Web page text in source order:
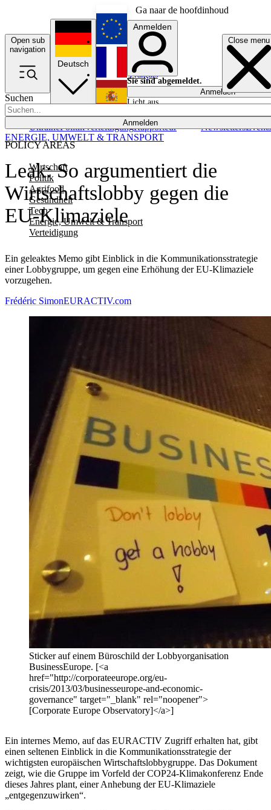
Ga naar de hoofdinhoud
Open sub
navigation
Close menu
Suchen
Anmelden
POLICY AREAS
Wirtschaft
Politik
Agrifood
Gesundheit
Tech
Energie, Umwelt & Transport
Verteidigung
UkrainePolitikVerteidigungRapporteur NewslettersEvents
Deutsch
English
Français
Anmelden
Sie sind abgemeldet.
Anmelden
Licht aus
Leak: So argumentiert die
Wirtschaftslobby gegen die
EU-Klimaziele
Ein geleaktes Memo gibt Einblick in die Kommunikationsstrategie
einer Lobbygruppe, um gegen eine Erhöhung der EU-Klimaziele
vorzugehen.
ENERGIE, UMWELT & TRANSPORT
Frédéric SimonEURACTIV.com
Sticker auf einem Büroschild der Lobbyorganisation
BusinessEurope. [<a
href="http://corporateeurope.org/eu-
crisis/2013/03/businesseurope-and-economic-
governance" target="_blank" rel="noopener">
[Corporate Europe Observatory]</a>]
Ein internes Memo, auf das EURACTIV Zugriff erhalten hat, gibt
einen seltenen Einblick in die Kommunikationsstrategie der
wichtigsten europäischen Wirtschaftslobbygruppe. Das Dokument
zeigt, wie die Gruppe im Vorfeld der COP24-Klimakonferenz Ende
dieses Jahres plant, einer Anhebung der EU-Klimaziele
„entgegenzuwirken“.